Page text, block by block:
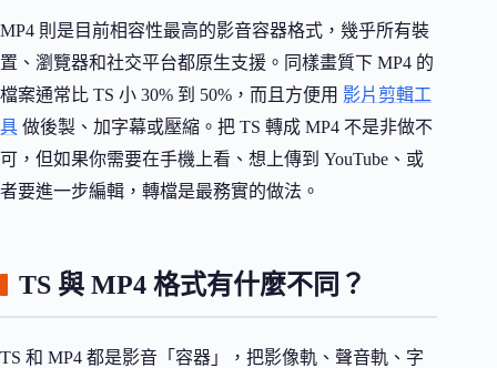
MP4 則是目前相容性最高的影音容器格式，幾乎所有裝
置、瀏覽器和社交平台都原生支援。同樣畫質下 MP4 的
檔案通常比 TS 小 30% 到 50%，而且方便用 影片剪輯工
具 做後製、加字幕或壓縮。把 TS 轉成 MP4 不是非做不
可，但如果你需要在手機上看、想上傳到 YouTube、或
者要進一步編輯，轉檔是最務實的做法。
TS 與 MP4 格式有什麼不同？
TS 和 MP4 都是影音「容器」，把影像軌、聲音軌、字